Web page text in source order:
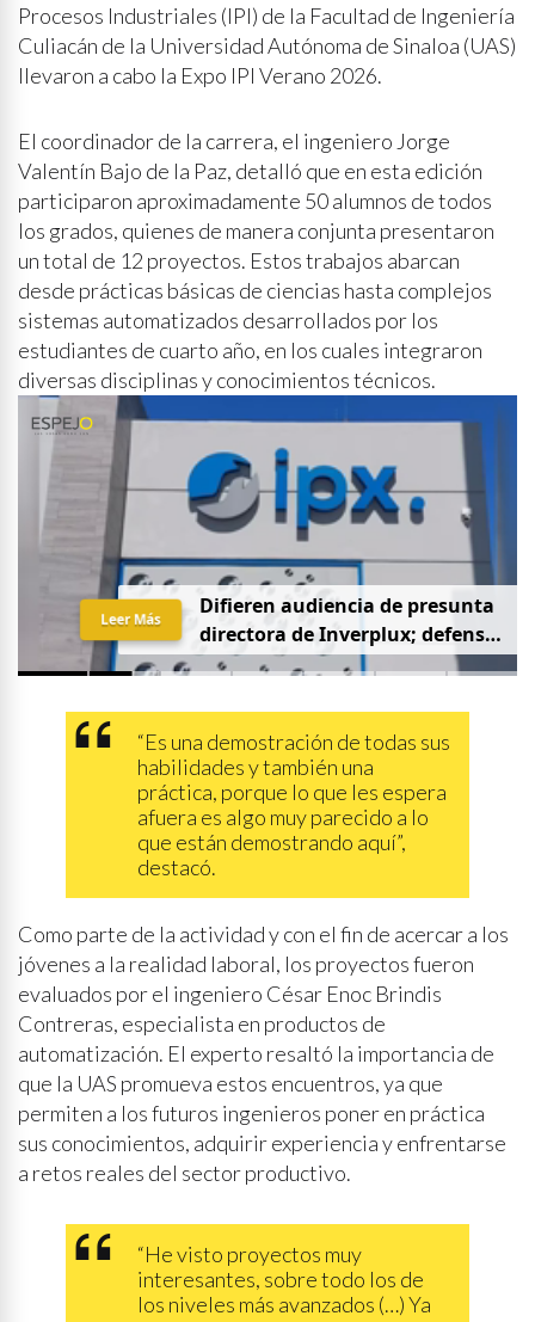
Procesos Industriales (IPI) de la Facultad de Ingeniería
Culiacán de la Universidad Autónoma de Sinaloa (UAS)
llevaron a cabo la Expo IPI Verano 2026.
El coordinador de la carrera, el ingeniero Jorge
Valentín Bajo de la Paz, detalló que en esta edición
participaron aproximadamente 50 alumnos de todos
los grados, quienes de manera conjunta presentaron
un total de 12 proyectos. Estos trabajos abarcan
desde prácticas básicas de ciencias hasta complejos
sistemas automatizados desarrollados por los
estudiantes de cuarto año, en los cuales integraron
diversas disciplinas y conocimientos técnicos.
Difieren audiencia de presunta
directora deInverplux; defensa
pidequeseaprivadaysin
Leer Más
“Es una demostración de todas sus
habilidades y también una
práctica, porque lo que les espera
afuera es algo muy parecido a lo
que están demostrando aquí”,
destacó.
Como parte de la actividad y con el fin de acercar a los
jóvenes a la realidad laboral, los proyectos fueron
evaluados por el ingeniero César Enoc Brindis
Contreras, especialista en productos de
automatización. El experto resaltó la importancia de
que la UAS promueva estos encuentros, ya que
permiten a los futuros ingenieros poner en práctica
sus conocimientos, adquirir experiencia y enfrentarse
a retos reales del sector productivo.
“He visto proyectos muy
interesantes, sobre todo los de
los niveles más avanzados (…) Ya